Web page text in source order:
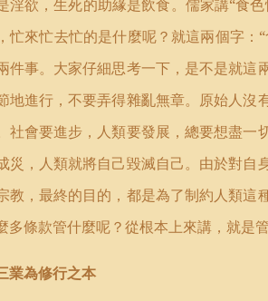
淫欲，生死的助緣是飲食。儒家講“食
忙來忙去忙的是什麼呢？就這兩個字
件事。大家仔細思考一下，是不是就
地進行，不要弄得雜亂無章。原始人
社會要進步，人類要發展，總要想盡
災，人類就將自己毀滅自己。由於對
教，最終的目的，都是為了制約人類
多條款管什麼呢？從根本上來講，就是
業為修行之本